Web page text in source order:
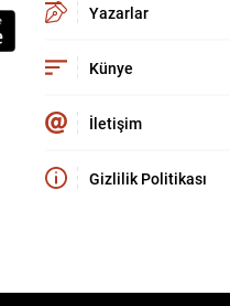
Yazarlar
Künye
İletişim
Gizlilik Politikası